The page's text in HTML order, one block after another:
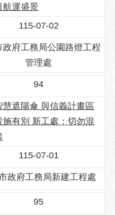
航運盛景
115-07-02
政府工務局公園路燈工程
管理處
94
慧遮陽傘 與信義計畫區
施有別 新工處：切勿混
115-07-01
政府工務局新建工程處
95